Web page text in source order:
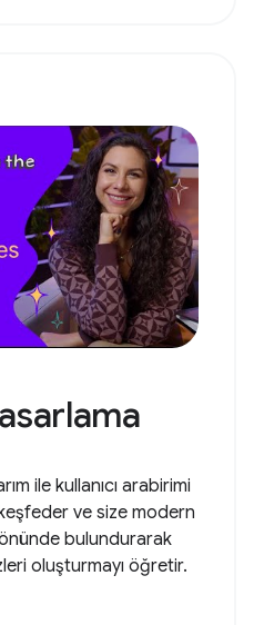
ile kullanıcı arabirimi
ve size modern
bulundurarak
oluşturmayı öğretir.